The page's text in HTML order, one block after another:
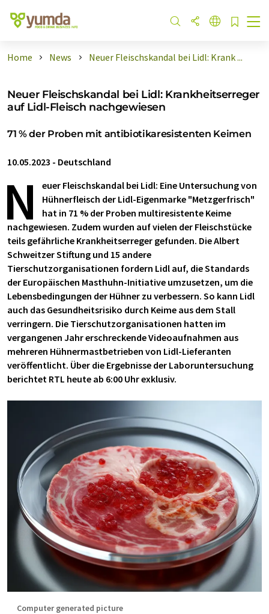
Home News Neuer Fleischskandal bei Lidl: Krank ...
Neuer Fleischskandal bei Lidl: Krankheitserreger
auf Lidl-Fleisch nachgewiesen
71 % der Proben mit antibiotikaresistenten Keimen
10.05.2023 - Deutschland
N
euer Fleischskandal bei Lidl: Eine Untersuchung von
Hühnerfleisch der Lidl-Eigenmarke "Metzgerfrisch"
hat in 71 % der Proben multiresistente Keime
nachgewiesen. Zudem wurden auf vielen der Fleischstücke
teils gefährliche Krankheitserreger gefunden. Die Albert
Schweitzer Stiftung und 15 andere
Tierschutzorganisationen fordern Lidl auf, die Standards
der Europäischen Masthuhn-Initiative umzusetzen, um die
Lebensbedingungen der Hühner zu verbessern. So kann Lidl
auch das Gesundheitsrisiko durch Keime aus dem Stall
verringern. Die Tierschutzorganisationen hatten im
vergangenen Jahr erschreckende Videoaufnahmen aus
mehreren Hühnermastbetrieben von Lidl-Lieferanten
veröffentlicht. Über die Ergebnisse der Laboruntersuchung
berichtet RTL heute ab 6:00 Uhr exklusiv.
Computer generated picture